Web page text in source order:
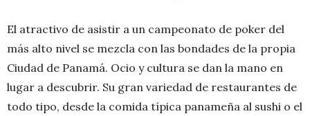
El atractivo de asistir a un campeonato de poker del
más alto nivel se mezcla con las bondades de la propia
Ciudad de Panamá. Ocio y cultura se dan la mano en
lugar a descubrir. Su gran variedad de restaurantes de
todo tipo, desde la comida típica panameña al sushi o el